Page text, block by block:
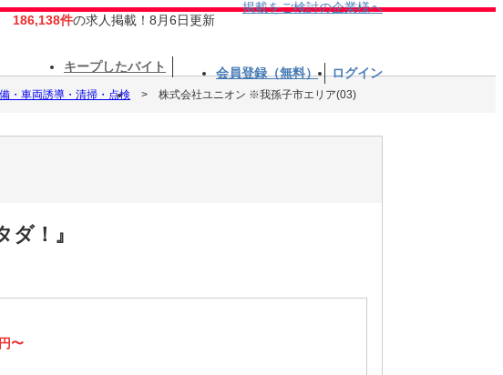
186,138件の求人掲載！8月6日更新
掲載をご検討の企業様へ
キープしたバイト 会員登録（無料） ログイン
・車両誘導・清掃・点検 株式会社ユニオン ※我孫子市エリア(03)
！』
〜